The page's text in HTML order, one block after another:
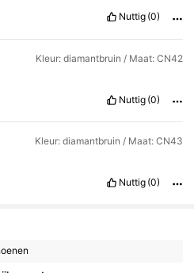
Nuttig (0)
Kleur: diamantbruin / Maat: CN42
Nuttig (0)
Kleur: diamantbruin / Maat: CN43
Nuttig (0)